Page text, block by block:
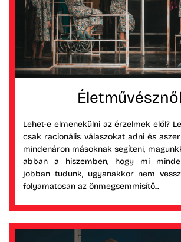
Lehet-e elmenekülni az érzelmek elől?
csak racionális válaszokat adni és
mindenáron másoknak segíteni,
abban a hiszemben, hogy mi
jobban tudunk, ugyanakkor nem
folyamatosan az önmegsemmisítő...